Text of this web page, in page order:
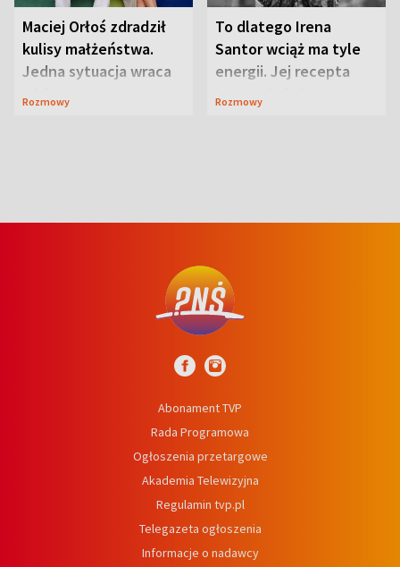
Maciej Orłoś zdradził
kulisy małżeństwa.
Jedna sytuacja wraca
jak bumerang
Rozmowy
To dlatego Irena
Santor wciąż ma tyle
energii. Jej recepta
jest zaskakująco
Rozmowy
Abonament TVP
Rada Programowa
Ogłoszenia przetargowe
Akademia Telewizyjna
Regulamin tvp.pl
Telegazeta ogłoszenia
Informacje o nadawcy